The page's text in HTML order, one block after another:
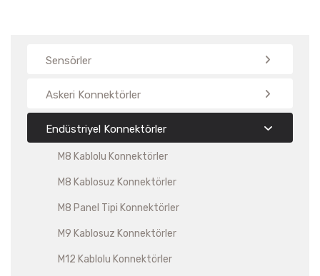
Sensörler
Askeri Konnektörler
Endüstriyel Konnektörler
M8 Kablolu Konnektörler
M8 Kablosuz Konnektörler
M8 Panel Tipi Konnektörler
M9 Kablosuz Konnektörler
M12 Kablolu Konnektörler